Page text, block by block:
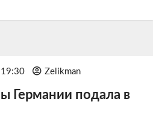
19:30 Zelikman
Германии подала в